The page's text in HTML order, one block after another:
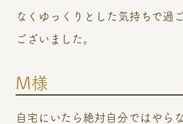
なくゆっくりとした気持ちで過
ございました。
M様
自宅にいたら絶対自分ではやら